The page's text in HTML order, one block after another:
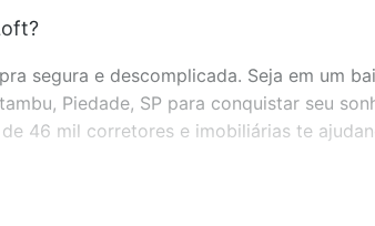
segura e descomplicada. Seja em um
Piedade, SP para conquistar seu
46 mil corretores e imobiliárias te